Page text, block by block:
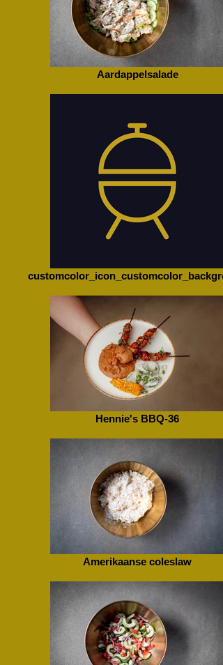
Aardappelsalade
Hennie's BBQ-36
Amerikaanse coleslaw